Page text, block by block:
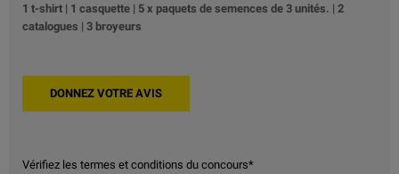
1 t-shirt | 1 casquette | 5 x paquets de semences de 3 unités. | 2
catalogues | 3 broyeurs
Vérifiez les termes et conditions du concours*